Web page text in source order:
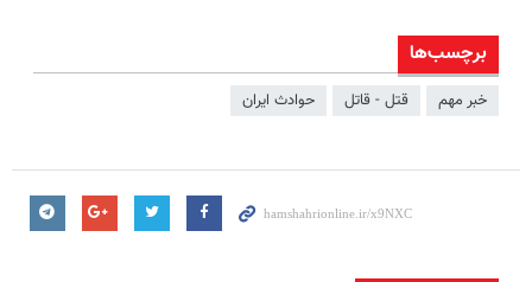
برچسب‌ها
خبر مهم قتل - قاتل حوادث ایران